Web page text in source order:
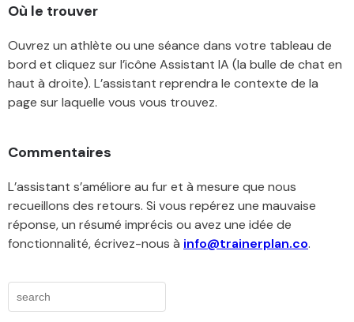
Où le trouver
Ouvrez un athlète ou une séance dans votre tableau de
bord et cliquez sur l’icône Assistant IA (la bulle de chat en
haut à droite). L’assistant reprendra le contexte de la
page sur laquelle vous vous trouvez.
Commentaires
L’assistant s’améliore au fur et à mesure que nous
recueillons des retours. Si vous repérez une mauvaise
réponse, un résumé imprécis ou avez une idée de
fonctionnalité, écrivez-nous à info@trainerplan.co.